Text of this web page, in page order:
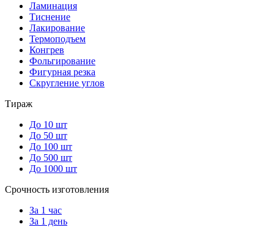
Ламинация
Тиснение
Лакирование
Термоподъем
Конгрев
Фольгирование
Фигурная резка
Скругление углов
Тираж
До 10 шт
До 50 шт
До 100 шт
До 500 шт
До 1000 шт
Срочность изготовления
За 1 час
За 1 день